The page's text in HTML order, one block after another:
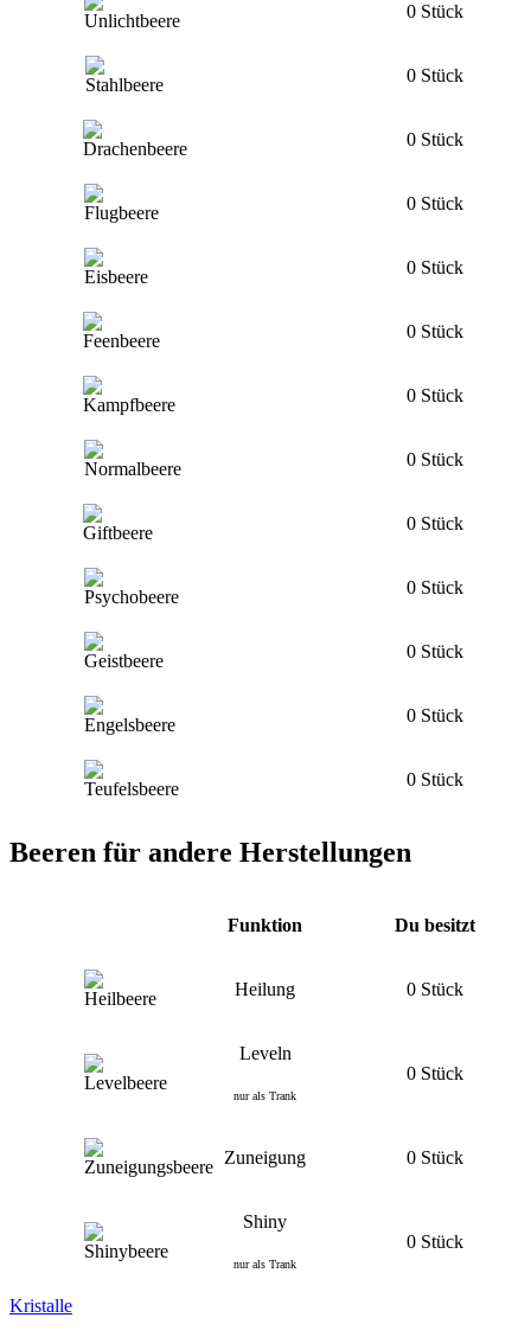
0 Stück
0 Stück
0 Stück
0 Stück
0 Stück
0 Stück
0 Stück
0 Stück
0 Stück
0 Stück
0 Stück
0 Stück
0 Stück
Beeren für andere Herstellungen
Funktion Du besitzt
Heilung 0 Stück
Leveln
nur als Trank
0 Stück
Zuneigung 0 Stück
Shiny
nur als Trank
0 Stück
Kristalle